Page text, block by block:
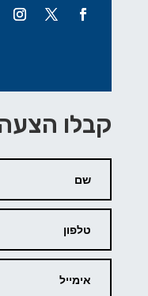
קבלו